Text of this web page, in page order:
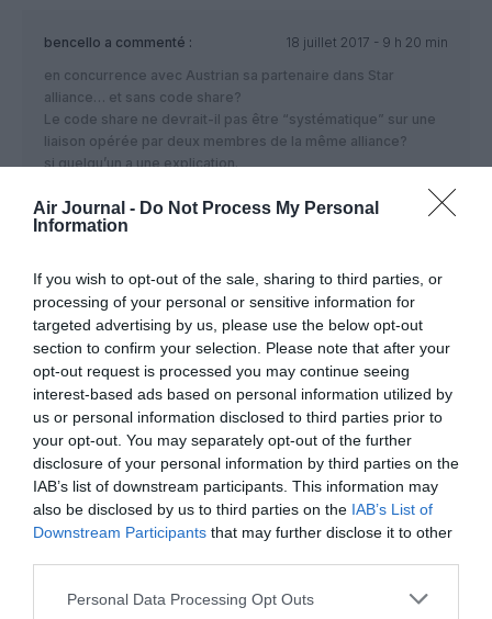
Air Journal - Do Not Process My Personal
Information
If you wish to opt-out of the sale, sharing to third parties, or
processing of your personal or sensitive information for
targeted advertising by us, please use the below opt-out
section to confirm your selection. Please note that after your
opt-out request is processed you may continue seeing
interest-based ads based on personal information utilized by
us or personal information disclosed to third parties prior to
your opt-out. You may separately opt-out of the further
disclosure of your personal information by third parties on the
IAB’s list of downstream participants. This information may
also be disclosed by us to third parties on the IAB’s List of
Downstream Participants that may further disclose it to other
Personal Data Processing Opt Outs
bencello a commenté :
18 juillet 2017 - 9 h 20 min
en concurrence avec Austrian sa partenaire dans Star
alliance… et sans code share?
Le code share ne devrait-il pas être “systématique” sur une
liaison opérée par deux membres de la même alliance?
si quelqu’un a une explication.
RÉPONDRE
bencello a commenté :
18 juillet 2017 - 9 h 25 min
Les A350 de Qatar airways poseraient-ils des problèmes
techniques ou commerciaux, ils semblent tous faire l’objet de
retards à la livraison (pas moins de 11 appareils à différents
stades de fabrication), contrairement à ceux des autres
compagnies comme Thai….
RÉPONDRE
LAISSER UN COMMENTAIRE